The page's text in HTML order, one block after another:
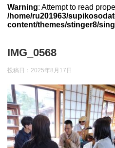
Warning: Attempt to read
/home/ru201963/
content/themes/stinger8/
IMG_0568
投稿日： 2025年8月17日